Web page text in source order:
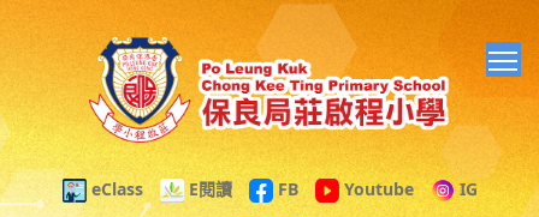
eClass E閱讀 FB Youtube
IG